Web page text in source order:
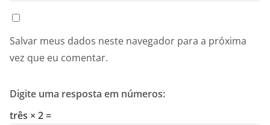
Salvar meus dados neste navegador para a próxima
vez que eu comentar.
Digite uma resposta em números:
três × 2 =